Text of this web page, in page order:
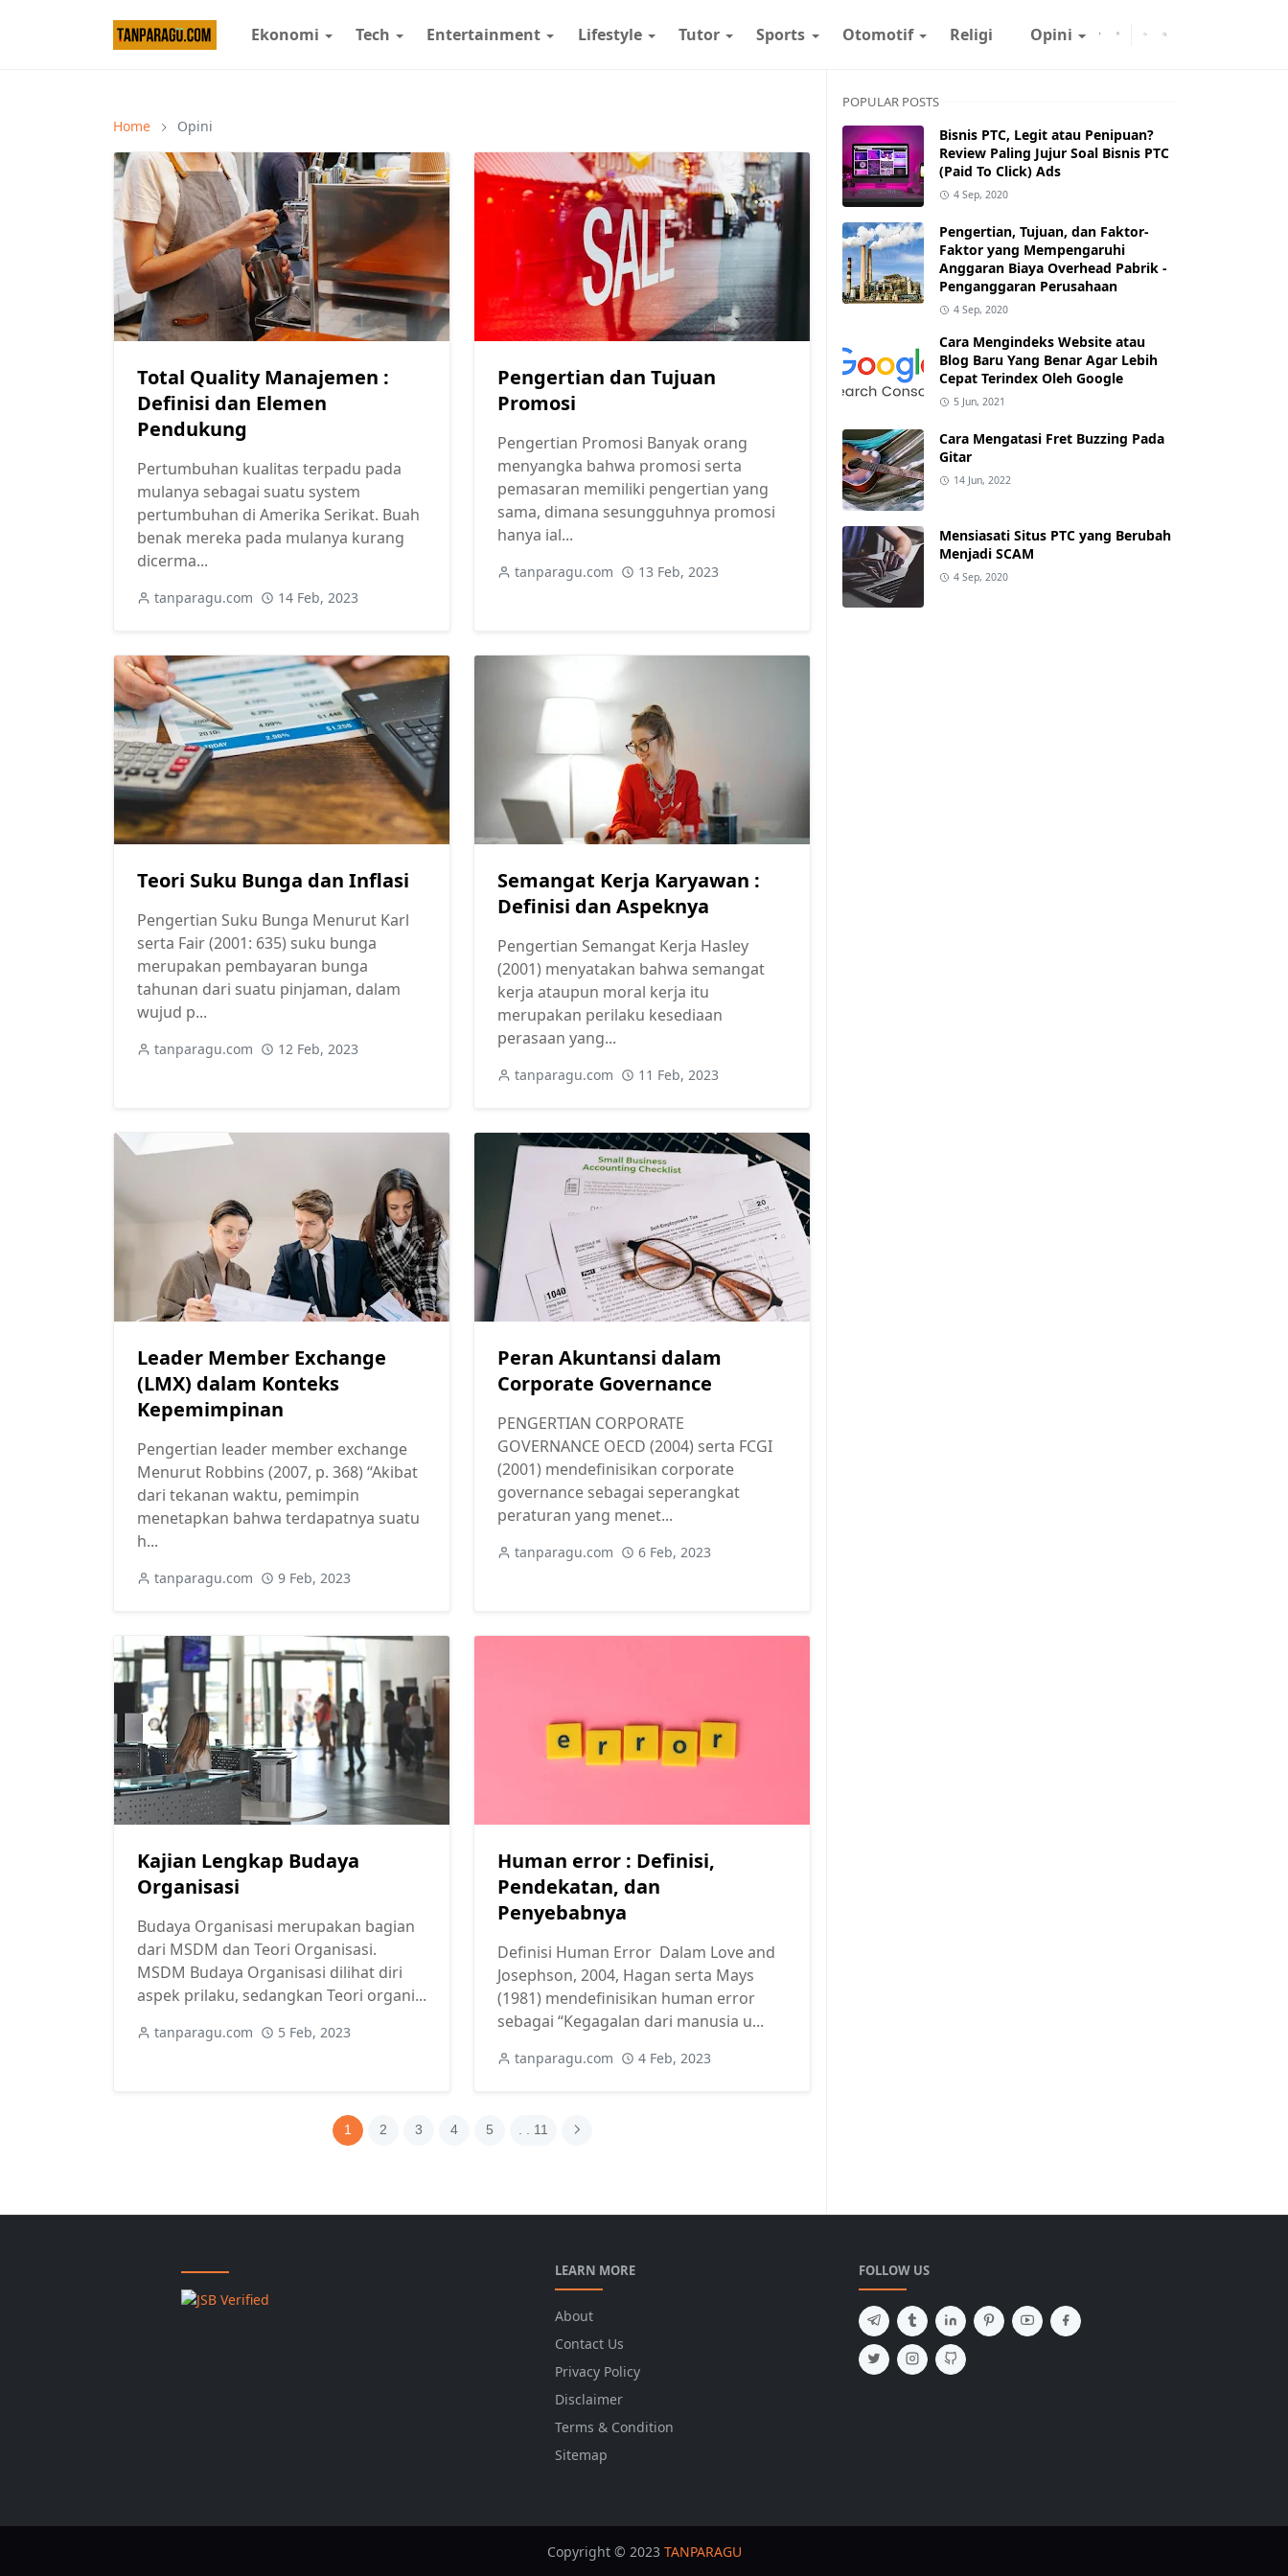
Ekonomi Tech Entertainment Lifestyle Tutor Sports Otomotif Religi Opini
Home Opini
Total Quality Manajemen :
Definisi dan Elemen
Pendukung
Pertumbuhan kualitas terpadu pada
mulanya sebagai suatu system
pertumbuhan di Amerika Serikat. Buah
benak mereka pada mulanya kurang
dicerma...
tanparagu.com 14 Feb, 2023
Pengertian dan Tujuan
Promosi
Pengertian Promosi Banyak orang
menyangka bahwa promosi serta
pemasaran memiliki pengertian yang
sama, dimana sesungguhnya promosi
hanya ial...
tanparagu.com 13 Feb, 2023
Teori Suku Bunga dan Inflasi
Pengertian Suku Bunga Menurut Karl
serta Fair (2001: 635) suku bunga
merupakan pembayaran bunga
tahunan dari suatu pinjaman, dalam
wujud p...
tanparagu.com 12 Feb, 2023
Semangat Kerja Karyawan :
Definisi dan Aspeknya
Pengertian Semangat Kerja Hasley
(2001) menyatakan bahwa semangat
kerja ataupun moral kerja itu
merupakan perilaku kesediaan
perasaan yang...
tanparagu.com 11 Feb, 2023
Leader Member Exchange
(LMX) dalam Konteks
Kepemimpinan
Pengertian leader member exchange
Menurut Robbins (2007, p. 368) “Akibat
dari tekanan waktu, pemimpin
menetapkan bahwa terdapatnya suatu
h...
tanparagu.com 9 Feb, 2023
Peran Akuntansi dalam
Corporate Governance
PENGERTIAN CORPORATE
GOVERNANCE OECD (2004) serta FCGI
(2001) mendefinisikan corporate
governance sebagai seperangkat
peraturan yang menet...
tanparagu.com 6 Feb, 2023
Kajian Lengkap Budaya
Organisasi
Budaya Organisasi merupakan bagian
dari MSDM dan Teori Organisasi.
MSDM Budaya Organisasi dilihat diri
aspek prilaku, sedangkan Teori organi...
tanparagu.com 5 Feb, 2023
Human error : Definisi,
Pendekatan, dan
Penyebabnya
Definisi Human Error Dalam Love and
Josephson, 2004, Hagan serta Mays
(1981) mendefinisikan human error
sebagai “Kegagalan dari manusia u...
tanparagu.com 4 Feb, 2023
1 2 3 4 5 . . 11
POPULAR POSTS
Bisnis PTC, Legit atau Penipuan?
Review Paling Jujur Soal Bisnis PTC
(Paid To Click) Ads
4 Sep, 2020
Pengertian, Tujuan, dan Faktor-
Faktor yang Mempengaruhi
Anggaran Biaya Overhead Pabrik -
Penganggaran Perusahaan
4 Sep, 2020
Cara Mengindeks Website atau
Blog Baru Yang Benar Agar Lebih
Cepat Terindex Oleh Google
5 Jun, 2021
Cara Mengatasi Fret Buzzing Pada
Gitar
14 Jun, 2022
Mensiasati Situs PTC yang Berubah
Menjadi SCAM
4 Sep, 2020
LEARN MORE
About
Contact Us
Privacy Policy
Disclaimer
Terms & Condition
Sitemap
FOLLOW US
Copyright © 2023 TANPARAGU